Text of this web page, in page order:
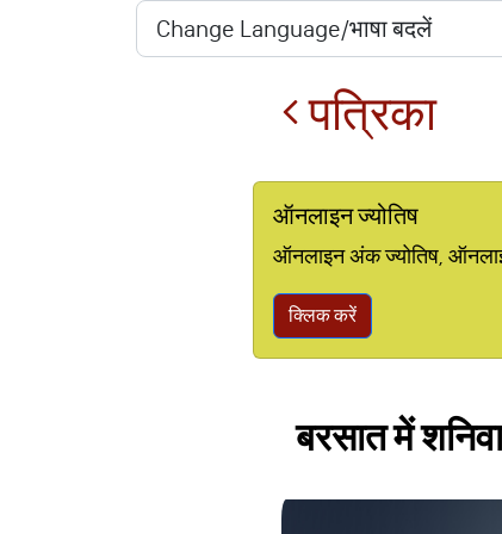
पत्रिका
ऑनलाइन ज्योतिष
ऑनलाइन अंक ज्योतिष,
क्लिक करें
बरसात में